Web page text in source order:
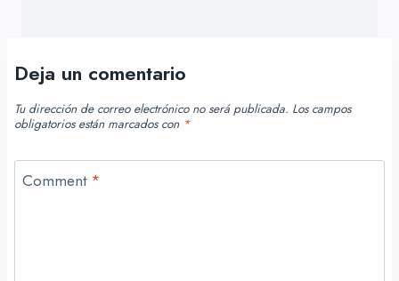
Deja un comentario
Tu dirección de correo electrónico no será publicada. Los campos
obligatorios están marcados con *
Comment *